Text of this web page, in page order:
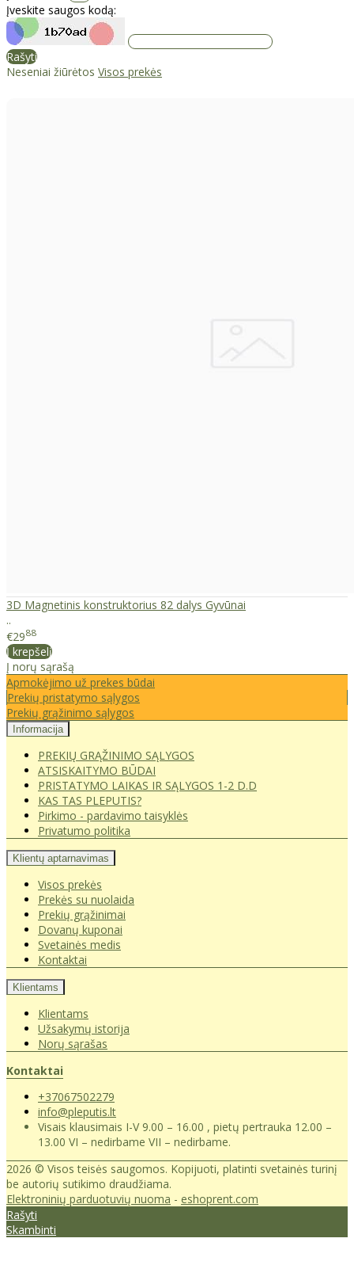
Įveskite saugos kodą:
Rašyti
Neseniai žiūrėtos Visos prekės
3D Magnetinis konstruktorius 82 dalys Gyvūnai
..
€2988
Į krepšelį
Į norų sąrašą
Apmokėjimo už prekes būdai
Prekių pristatymo sąlygos
Prekių grąžinimo sąlygos
Informacija
PREKIŲ GRĄŽINIMO SĄLYGOS
ATSISKAITYMO BŪDAI
PRISTATYMO LAIKAS IR SĄLYGOS 1-2 D.D
KAS TAS PLEPUTIS?
Pirkimo - pardavimo taisyklės
Privatumo politika
Klientų aptarnavimas
Visos prekės
Prekės su nuolaida
Prekių grąžinimai
Dovanų kuponai
Svetainės medis
Kontaktai
Klientams
Klientams
Užsakymų istorija
Norų sąrašas
Kontaktai
+37067502279
info@pleputis.lt
Visais klausimais I-V 9.00 – 16.00 , pietų pertrauka 12.00 –
13.00 VI – nedirbame VII – nedirbame.
2026 © Visos teisės saugomos. Kopijuoti, platinti svetainės turinį
be autorių sutikimo draudžiama.
Elektroninių parduotuvių nuoma - eshoprent.com
Rašyti
Skambinti